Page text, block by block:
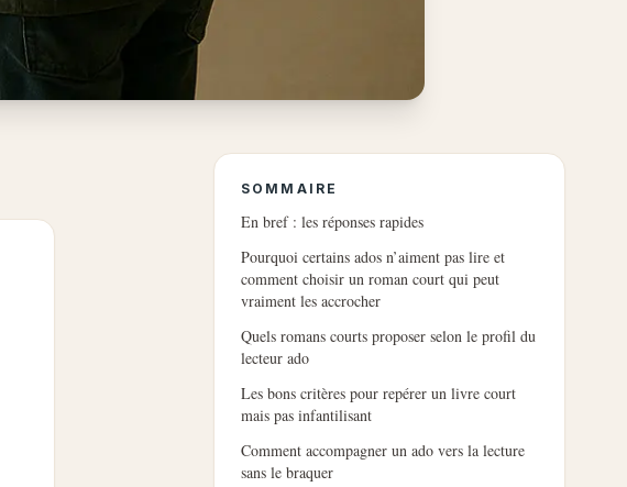
SOMMAIRE
En bref : les réponses rapides
Pourquoi certains ados n’aiment pas lire et
comment choisir un roman court qui peut
vraiment les accrocher
Quels romans courts proposer selon le profil du
lecteur ado
Les bons critères pour repérer un livre court
mais pas infantilisant
Comment accompagner un ado vers la lecture
sans le braquer